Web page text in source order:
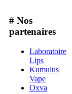
# Nos
partenaires
Laboratoire
Lips
Kumulus
Vape
Oxva